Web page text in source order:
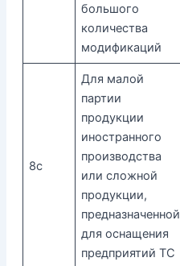
большого
количества
модификаций
8с
Для малой
партии
продукции
иностранного
производства
или сложной
продукции,
предназначенной
для оснащения
предприятий ТС